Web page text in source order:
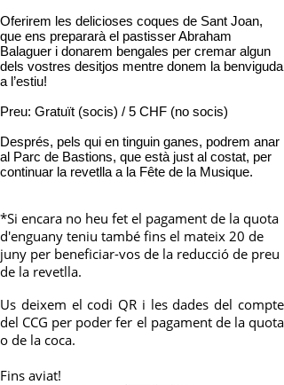
Oferirem les delicioses coques de Sant Joan,
que ens prepararà el pastisser Abraham
Balaguer i donarem bengales per cremar algun
dels vostres desitjos mentre donem la benviguda
a l’estiu!
Preu: Gratuït (socis) / 5 CHF (no socis)
Després, pels qui en tinguin ganes, podrem anar
al Parc de Bastions, que està just al costat, per
continuar la revetlla a la Fête de la Musique.
*Si encara no heu fet el pagament de la quota
d'enguany teniu també fins el mateix 20 de
juny per beneficiar-vos de la reducció de preu
de la revetlla.
Us deixem el codi QR i les dades del compte
del CCG per poder fer el pagament de la quota
o de la coca.
Fins aviat!